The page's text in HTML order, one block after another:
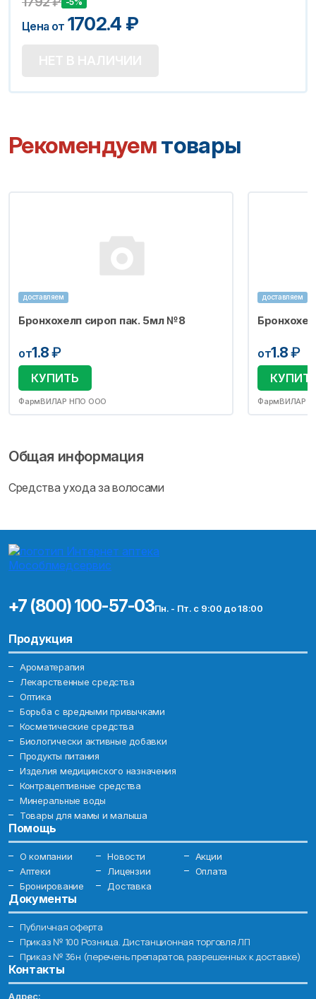
Цена от 1702.4 ₽
Рекомендуемтовары
доставляем
Бронхохелп сироп пак. 5мл №8
от1.8₽
КУПИТЬ
ФармВИЛАР НПО ООО
доставляем
от1.8₽
ФармВИЛАР
Общая информация
Средства ухода за волосами
+7 (800) 100-57-03Пн. - Пт. с 9:00 до 18:00
Продукция
Ароматерапия
Лекарственные средства
Оптика
Борьба с вредными привычками
Косметические средства
Биологически активные добавки
Продукты питания
Изделия медицинского назначения
Контрацептивные средства
Минеральные воды
Товары для мамы и малыша
Помощь
О компании Новости
Акции
Аптеки
Лицензии
Оплата
Бронирование
Доставка
Документы
Публичная оферта
Приказ № 100 Розница. Дистанционная торговля ЛП
Приказ № 36н (перечень препаратов, разрешенных к доставке)
Контакты
Адрес: